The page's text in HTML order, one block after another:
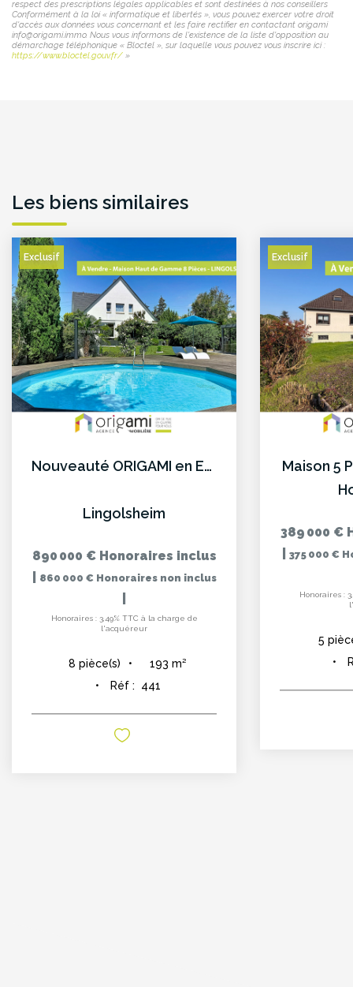
respect des prescriptions légales applicables et sont destinées à nos conseillers
Conformément à la loi « informatique et libertés », vous pouvez exercer votre droit
d'accès aux données vous concernant et les faire rectifier en contactant origami
info@origami.immo. Nous vous informons de l'existence de la liste d'opposition au
démarchage téléphonique « Bloctel », sur laquelle vous pouvez vous inscrire ici :
https://www.bloctel.gouv.fr/ »
Les biens similaires
Exclusif
Nouveauté ORIGAMI en EXCLUSIVITÉ à LINGOLSHEIM - Maison...
Lingolsheim
890 000 € Honoraires inclus
860 000 € Honoraires non inclus
Honoraires : 3,49% TTC à la charge de
l'acquéreur
8 pièce(s) 193 m²
Réf :
441
Exclusif
Maison 5
389 000 €
375 000 €
Honoraires :
5